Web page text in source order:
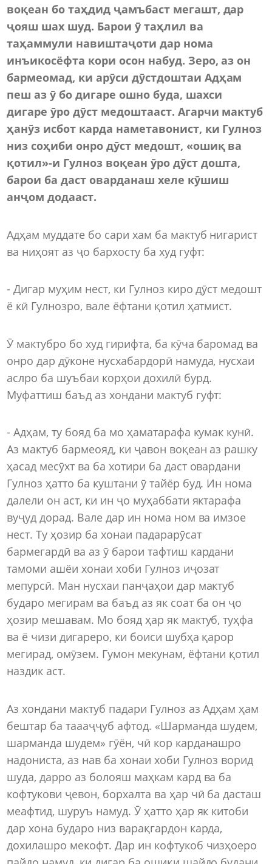
воқеан бо таҳдид ҷамъбаст мегашт, дар
ҷояш шах шуд. Барои ӯ таҳлил ва
таҳаммули навиштаҷоти дар нома
инъикосёфта кори осон набуд. Зеро, аз он
бармеомад, ки арӯси дӯстдоштаи Адҳам
пеш аз ӯ бо дигаре ошно буда, шахси
дигаре ӯро дӯст медоштааст. Агарчи мактуб
ҳанӯз исбот карда наметавонист, ки Гулноз
низ соҳиби онро дӯст медошт, «ошиқ ва
қотил»-и Гулноз воқеан ӯро дӯст дошта,
барои ба даст оварданаш хеле кӯшиш
анҷом додааст.
Адҳам муддате бо сари хам ба мактуб нигарист
ва ниҳоят аз ҷо бархосту ба худ гуфт:
- Дигар муҳим нест, ки Гулноз киро дӯст медошт
ё кӣ Гулнозро, вале ёфтани қотил ҳатмист.
Ӯ мактубро бо худ гирифта, ба кӯча баромад ва
онро дар дӯконе нусхабардорӣ намуда, нусхаи
аслро ба шуъбаи корҳои дохилӣ бурд.
Муфаттиш баъд аз хондани мактуб гуфт:
- Адҳам, ту бояд ба мо ҳаматарафа кумак кунӣ.
Аз мактуб бармеояд, ки ҷавон воқеан аз рашку
ҳасад месӯхт ва ба хотири ба даст овардани
Гулноз ҳатто ба куштани ӯ тайёр буд. Ин нома
далели он аст, ки ин ҷо муҳаббати яктарафа
вуҷуд дорад. Вале дар ин нома ном ва имзое
нест. Ту ҳозир ба хонаи падарарӯсат
бармегардӣ ва аз ӯ барои тафтиш кардани
тамоми ашёи хонаи хоби Гулноз иҷозат
мепурсӣ. Ман нусхаи панҷаҳои дар мактуб
бударо мегирам ва баъд аз як соат ба он ҷо
ҳозир мешавам. Мо бояд ҳар як мактуб, туҳфа
ва ё чизи дигареро, ки боиси шубҳа қарор
мегирад, омӯзем. Гумон мекунам, ёфтани қотил
наздик аст.
Аз хондани мактуб падари Гулноз аз Адҳам ҳам
бештар ба таааҷҷуб афтод. «Шарманда шудем,
шарманда шудем» гӯён, чӣ кор карданашро
надониста, аз нав ба хонаи хоби Гулноз ворид
шуда, дарро аз болояш маҳкам кард ва ба
кофтукови ҷевон, борхалта ва ҳар чӣ ба дасташ
меафтид, шуруъ намуд. Ӯ ҳатто ҳар як китоби
дар хона бударо низ варақгардон карда,
дохилашро мекофт. Дар ин кофтукоб чизҳоеро